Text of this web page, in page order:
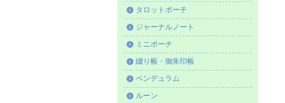
タロットポーチ
ジャーナルノート
ミニポーチ
綴り帳・御朱印帳
ペンデュラム
ルーン